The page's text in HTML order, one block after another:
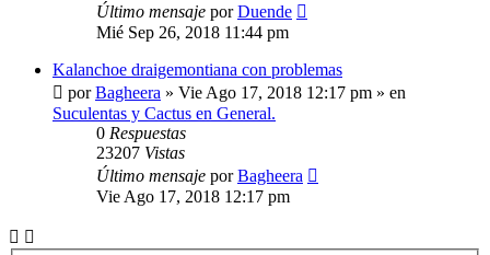
Último mensaje porDuende
Mié Sep 26, 2018 11:44 pm
Kalanchoe draigemontiana con problemas
porBagheera » Vie Ago 17, 2018 12:17 pm » en
Suculentas y Cactus en General.
0 Respuestas
23207 Vistas
Último mensaje porBagheera
Vie Ago 17, 2018 12:17 pm